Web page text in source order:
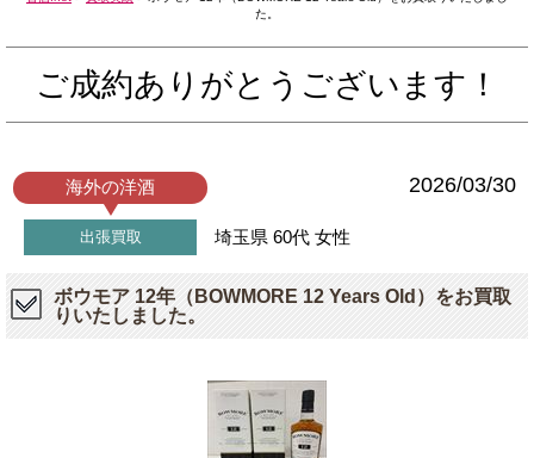
た。
ご成約ありがとうございます！
海外の洋酒 2026/03/30
出張買取 埼玉県 60代 女性
ボウモア 12年（BOWMORE 12 Years Old）をお買取
りいたしました。